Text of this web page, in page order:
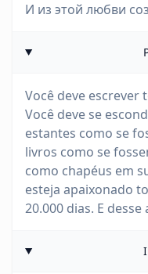
И из этой любви
Você deve escrever
Você deve se
estantes como se
livros como se
como chapéus em
esteja apaixonado
20.000 dias. E